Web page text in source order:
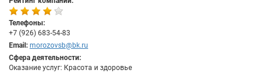
Телефоны:
+7 (926) 683-54-83
Email: morozovsb@bk.ru
Сфера деятельности:
Оказание услуг: Красота и здоровье